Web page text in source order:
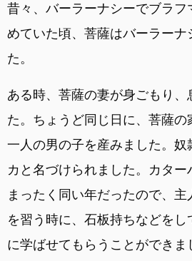
昔々、バーラーナシーでブラ
めていた頃、菩薩はバーラーナ
た。
ある時、菩薩の妻が身ごもり、
た。ちょうど同じ日に、菩薩の
一人の男の子を産みました。奴
カと名づけられました。カター
まったく同い年だったので、主
を習う時に、石板持ちなどを
に学ばせてもらうことができま